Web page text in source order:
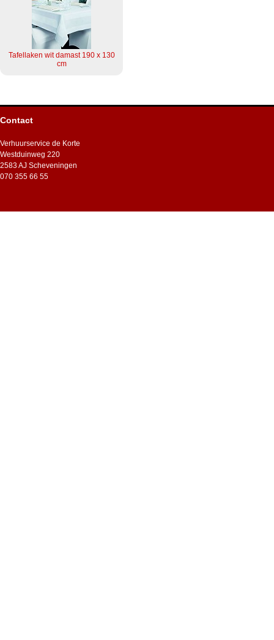
Tafellaken wit damast 190 x 130
cm
Contact
Verhuurservice de Korte
Westduinweg 220
2583 AJ Scheveningen
070 355 66 55